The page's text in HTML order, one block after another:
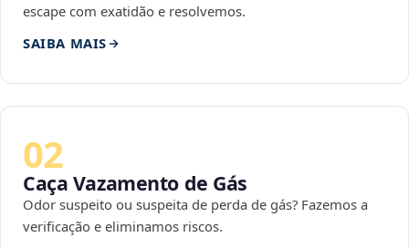
escape com exatidão e resolvemos.
SAIBA MAIS
02
Caça Vazamento de Gás
Odor suspeito ou suspeita de perda de gás? Fazemos a
verificação e eliminamos riscos.